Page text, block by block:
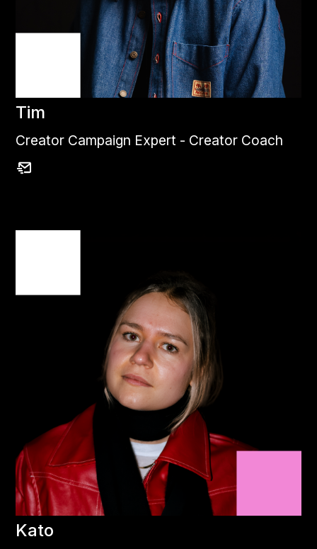
Tim
Creator Campaign Expert - Creator Coach
Kato